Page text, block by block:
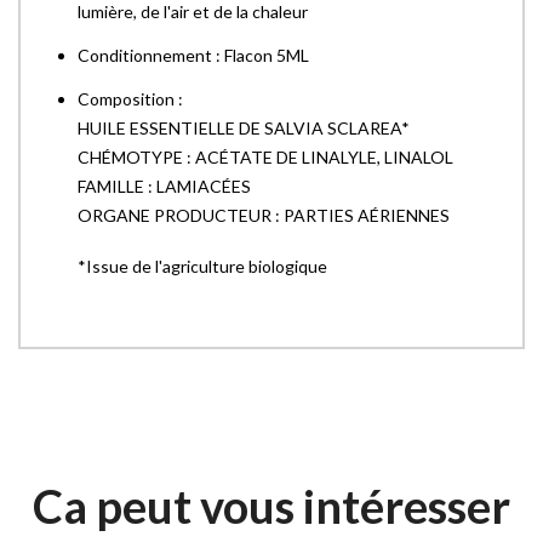
lumière, de l'air et de la chaleur
Conditionnement : Flacon 5ML
Composition :
HUILE ESSENTIELLE DE SALVIA SCLAREA*
CHÉMOTYPE : ACÉTATE DE LINALYLE, LINALOL
FAMILLE : LAMIACÉES
ORGANE PRODUCTEUR : PARTIES AÉRIENNES
*Issue de l'agriculture biologique
Ca peut vous intéresser